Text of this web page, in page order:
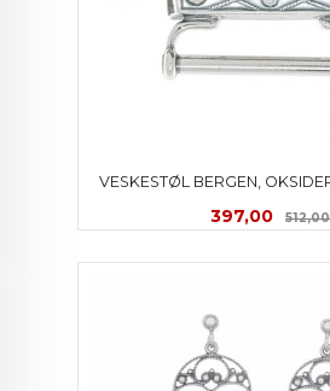
VESKESTØL BERGEN,
Tilbud
397,00 512,00